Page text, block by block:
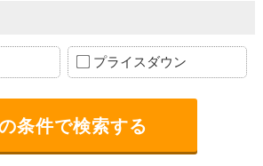
プライスダウン